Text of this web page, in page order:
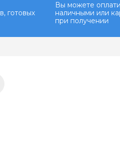
готовых
Вы можете
наличными или
при получении